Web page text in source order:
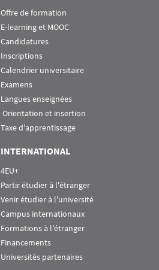
Offre de formation
E-learning et MOOC
Candidatures
Inscriptions
Calendrier universitaire
Examens
Langues enseignées
Orientation et insertion
Taxe d'apprentissage
INTERNATIONAL
4EU+
Partir étudier à l'étranger
Venir étudier à l'université
Campus internationaux
Formations à l'étranger
Financements
Universités partenaires